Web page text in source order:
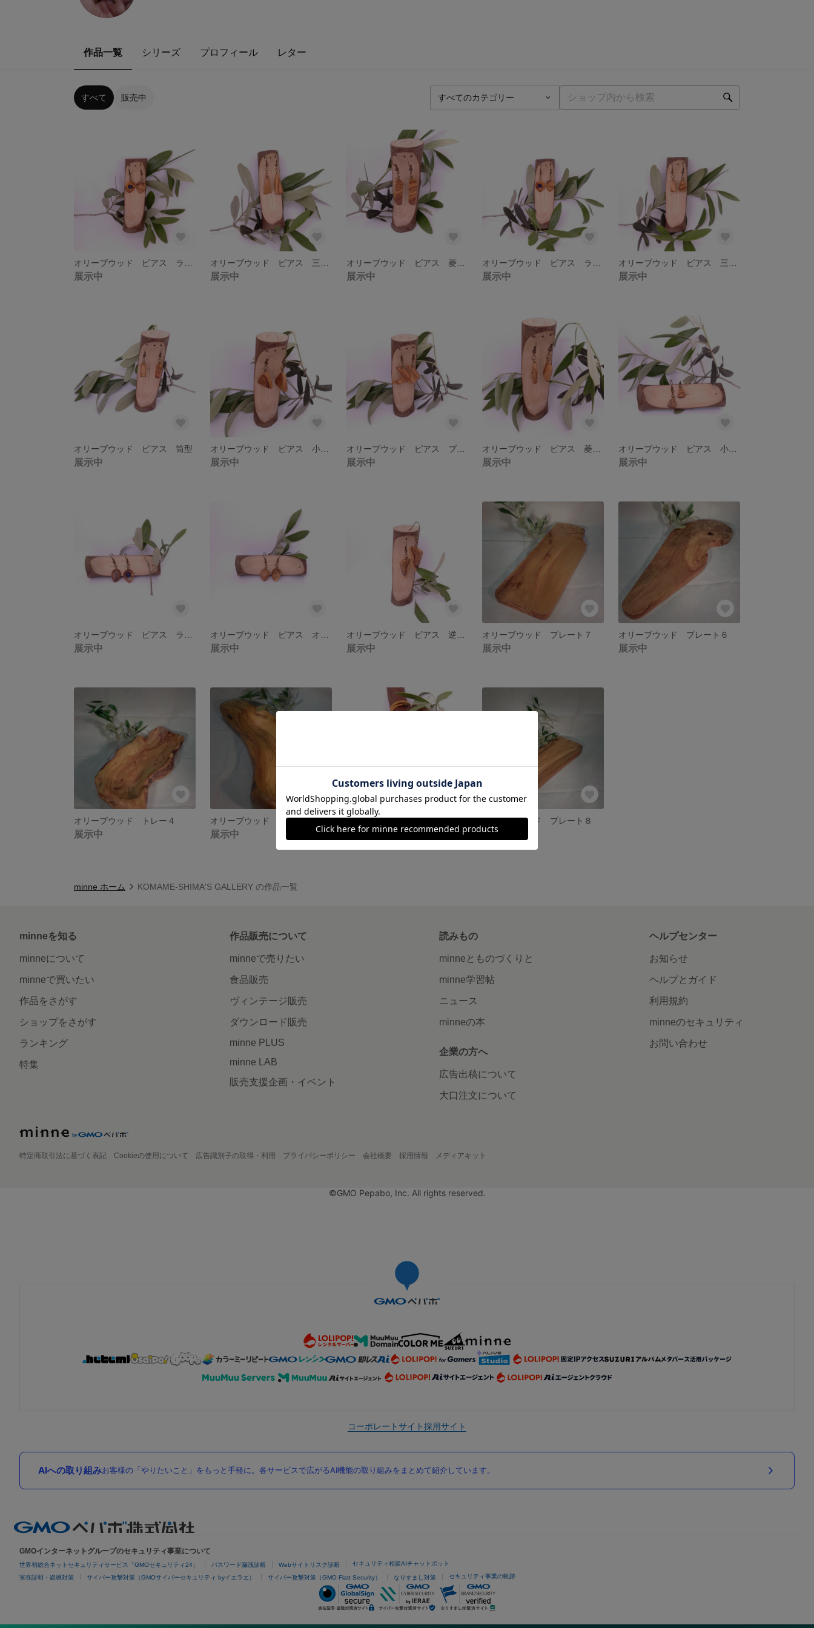
作品一覧 シリーズ プロフィール レター
すべて 販売中
展示中 展示中 展示中 展示中 展示中
オリーブウッド ピアス 筒型
展示中
オリーブウッド ピアス 小三角1
展示中
オリーブウッド ピアス ブーメラン
展示中 展示中 展示中
展示中 展示中 展示中
オリーブウッド プレート７
展示中
オリーブウッド プレート６
展示中
オリーブウッド トレー４
展示中
オリーブウッド トレイ１
展示中
オリーブウッド チョーカー 三角ラピス
展示中
オリーブウッド プレート８
展示中
minne ホーム KOMAME-SHIMA'S GALLERY の作品一覧
minneを知る
minneについて
minneで買いたい
作品をさがす
ショップをさがす
ランキング
特集
作品販売について
minneで売りたい
食品販売
ヴィンテージ販売
ダウンロード販売
minne PLUS
minne LAB
販売支援企画・イベント
読みもの
minneとものづくりと
minne学習帖
ニュース
minneの本
企業の方へ
広告出稿について
大口注文について
ヘルプセンター
お知らせ
ヘルプとガイド
利用規約
minneのセキュリティ
お問い合わせ
特定商取引法に基づく表記 Cookieの使用について 広告識別子の取得・利用 プライバシーポリシー 会社概要 採用情報 メディアキット
©GMO Pepabo, Inc. All rights reserved.
コーポレートサイト採用サイト
AIへの取り組みお客様の「やりたいこと」をもっと手軽に。各サービスで広がるAI機能の取り組みをまとめて紹介しています。
GMOインターネットグループのセキュリティ事業について
世界初総合ネットセキュリティサービス「GMOセキュリティ24」 パスワード漏洩診断 Webサイトリスク診断 セキュリティ相談AIチャットボット
実在証明・盗聴対策 サイバー攻撃対策（GMOサイバーセキュリティ byイエラエ） サイバー攻撃対策（GMO Flatt Security） なりすまし対策 セキュリティ事業の軌跡